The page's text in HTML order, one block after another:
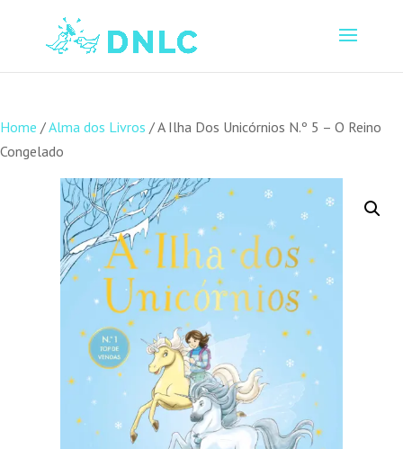
Home /Alma dos Livros / A Ilha Dos Unicórnios N.º 5 – O Reino
Congelado